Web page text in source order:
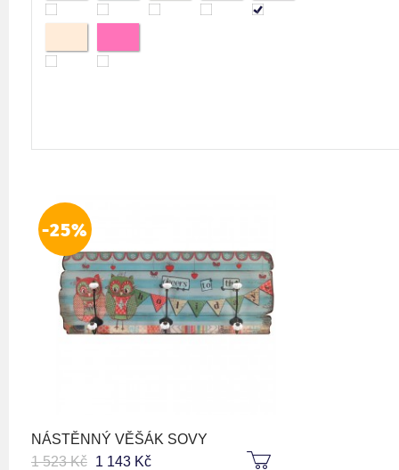
-25%
NÁSTĚNNÝ VĚŠÁK SOVY
1 523 Kč 1 143 Kč